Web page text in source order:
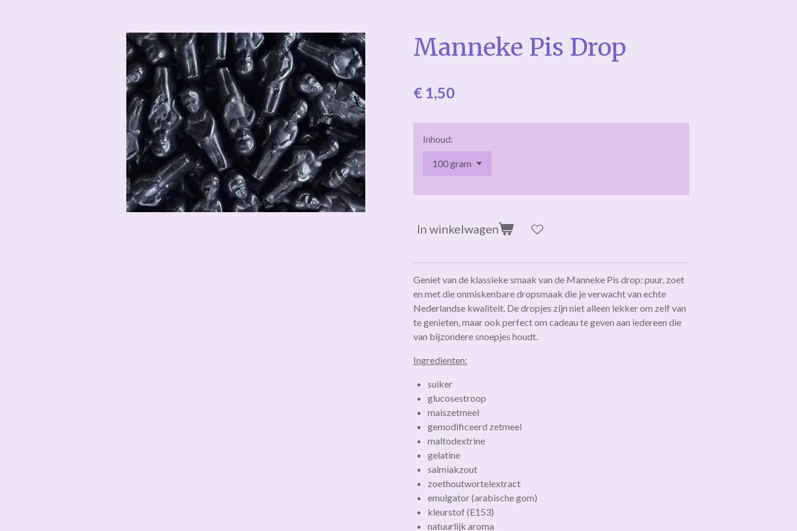
Manneke Pis Drop
€ 1,50
Inhoud:
In winkelwagen
Geniet van de klassieke smaak van de Manneke Pis drop: puur, zoet
en met die onmiskenbare dropsmaak die je verwacht van echte
Nederlandse kwaliteit. De dropjes zijn niet alleen lekker om zelf van
te genieten, maar ook perfect om cadeau te geven aan iedereen die
van bijzondere snoepjes houdt.
Ingredienten:
suiker
glucosestroop
maiszetmeel
gemodificeerd zetmeel
maltodextrine
gelatine
salmiakzout
zoethoutwortelextract
emulgator (arabische gom)
kleurstof (E153)
natuurlijk aroma